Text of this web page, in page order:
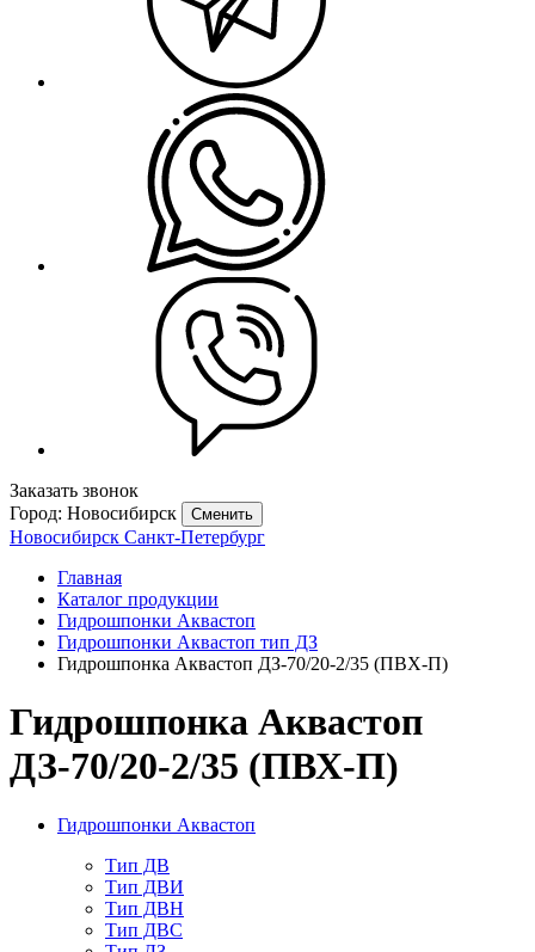
Заказать звонок
Город: Новосибирск
Сменить
Новосибирск Санкт-Петербург
Главная
Каталог продукции
Гидрошпонки Аквастоп
Гидрошпонки Аквастоп тип ДЗ
Гидрошпонка Аквастоп ДЗ-70/20-2/35 (ПВХ-П)
Гидрошпонка Аквастоп
ДЗ-70/20-2/35 (ПВХ-П)
Гидрошпонки Аквастоп
Тип ДВ
Тип ДВИ
Тип ДВН
Тип ДВС